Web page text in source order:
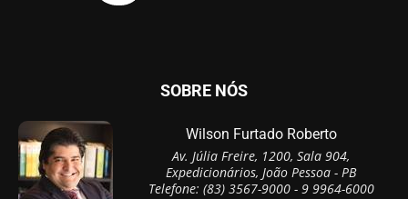
SOBRE NÓS
Wilson Furtado Roberto
Av. Júlia Freire, 1200, Sala 904,
Expedicionários, João Pessoa - PB
Telefone: (83) 3567-9000 - 9 9964-6000